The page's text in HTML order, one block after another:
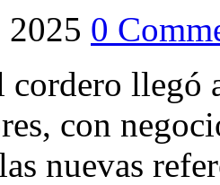
2025 0
cordero llegó
con
nuevas